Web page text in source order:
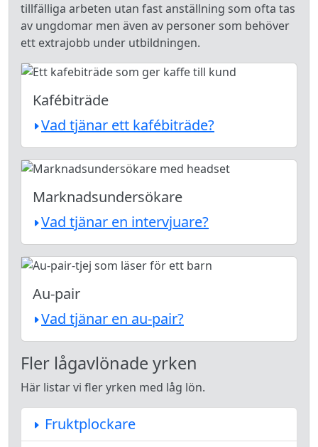
tillfälliga arbeten utan fast anställning som ofta tas
av ungdomar men även av personer som behöver
ett extrajobb under utbildningen.
Kafébiträde
Vad tjänar ett kafébiträde?
Marknadsundersökare
Vad tjänar en intervjuare?
Au-pair
Vad tjänar en au-pair?
Fler lågavlönade yrken
Här listar vi fler yrken med låg lön.
Fruktplockare